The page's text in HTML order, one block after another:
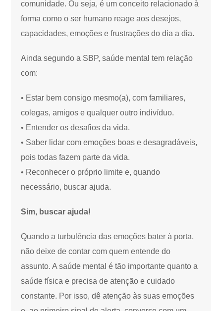
comunidade. Ou seja, é um conceito relacionado à
forma como o ser humano reage aos desejos,
capacidades, emoções e frustrações do dia a dia.
Ainda segundo a SBP, saúde mental tem relação
com:
• Estar bem consigo mesmo(a), com familiares,
colegas, amigos e qualquer outro indivíduo.
• Entender os desafios da vida.
• Saber lidar com emoções boas e desagradáveis,
pois todas fazem parte da vida.
• Reconhecer o próprio limite e, quando
necessário, buscar ajuda.
Sim, buscar ajuda!
Quando a turbulência das emoções bater à porta,
não deixe de contar com quem entende do
assunto. A saúde mental é tão importante quanto a
saúde física e precisa de atenção e cuidado
constante. Por isso, dê atenção às suas emoções